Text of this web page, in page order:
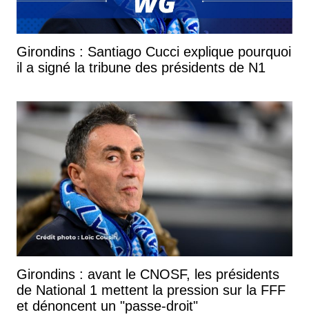
Girondins : Santiago Cucci explique pourquoi
il a signé la tribune des présidents de N1
Girondins : avant le CNOSF, les présidents
de National 1 mettent la pression sur la FFF
et dénoncent un "passe-droit"